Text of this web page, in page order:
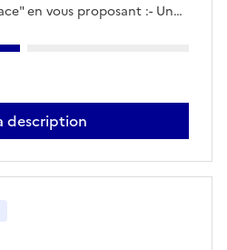
en vous proposant :- Un
"transmettre un
de joindre votre conseiller
et sécurisée à partir du
description
Accélérer
traitement